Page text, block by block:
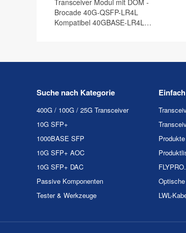
Transceiver Modul mit DOM -
Brocade 40G-QSFP-LR4L
Kompatibel 40GBASE-LR4L
Suche nach Kategorie
400G / 100G / 25G Transceiver
10G SFP+
1000BASE SFP
10G SFP+ AOC
10G SFP+ DAC
Passive Komponenten
Tester & Werkzeuge
LWL-